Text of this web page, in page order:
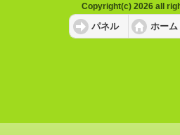
Copyright(c) 2026 all
パネル ホーム